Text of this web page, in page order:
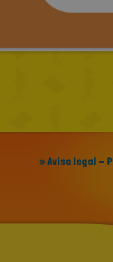
» Aviso legal -